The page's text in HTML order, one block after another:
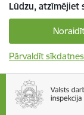
Lūdzu, atzīmējiet
Noraidīt
Pārvaldīt sīkdatnes